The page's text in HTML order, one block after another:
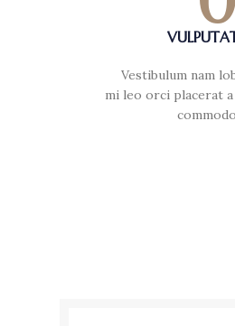
Vestibulum nam
mi leo orci placerat